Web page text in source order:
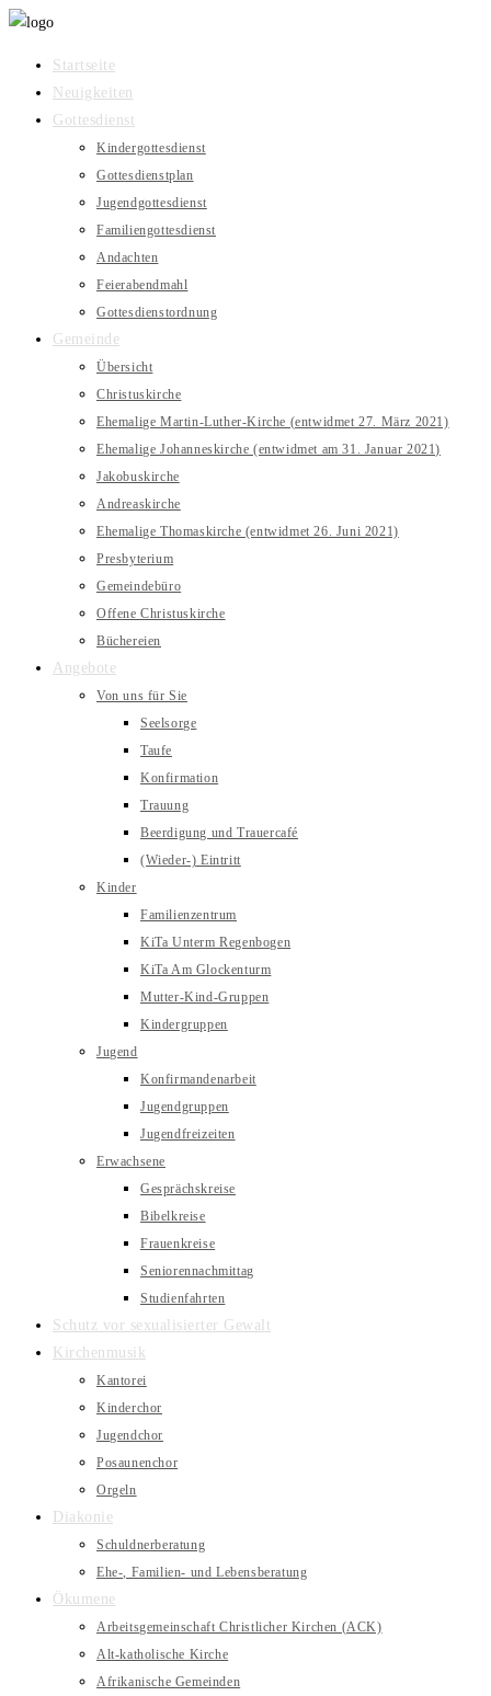
Zum
springen
Startseite
Neuigkeiten
Gottesdienst
Kindergottesdienst
Gottesdienstplan
Jugendgottesdienst
Familiengottesdienst
Andachten
Feierabendmahl
Gottesdienstordnung
Gemeinde
Übersicht
Christuskirche
Ehemalige Martin-Luther-Kirche (entwidmet 27. März 2021)
Ehemalige Johanneskirche (entwidmet am 31. Januar 2021)
Jakobuskirche
Andreaskirche
Ehemalige Thomaskirche (entwidmet 26. Juni 2021)
Presbyterium
Gemeindebüro
Offene Christuskirche
Büchereien
Angebote
Von uns für Sie
Seelsorge
Taufe
Konfirmation
Trauung
Beerdigung und Trauercafé
(Wieder-) Eintritt
Kinder
Familienzentrum
KiTa Unterm Regenbogen
KiTa Am Glockenturm
Mutter-Kind-Gruppen
Kindergruppen
Jugend
Konfirmandenarbeit
Jugendgruppen
Jugendfreizeiten
Erwachsene
Gesprächskreise
Bibelkreise
Frauenkreise
Seniorennachmittag
Studienfahrten
Schutz vor sexualisierter Gewalt
Kirchenmusik
Kantorei
Kinderchor
Jugendchor
Posaunenchor
Orgeln
Diakonie
Schuldnerberatung
Ehe-, Familien- und Lebensberatung
Ökumene
Arbeitsgemeinschaft Christlicher Kirchen (ACK)
Alt-katholische Kirche
Afrikanische Gemeinden